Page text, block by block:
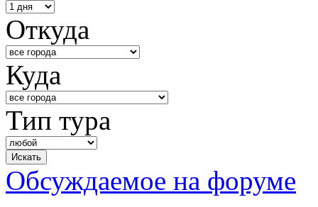
Откуда
Куда
Тип тура
Обсуждаемое на форуме